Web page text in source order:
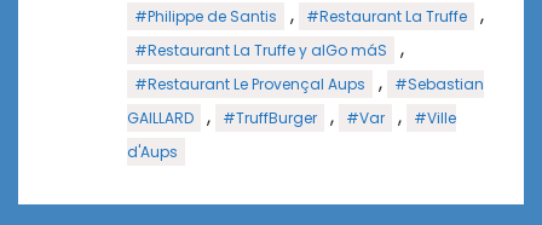
#Philippe de Santis , #Restaurant La Truffe ,
#Restaurant La Truffe y alGo máS ,
#Restaurant Le Provençal Aups ,
#Sebastian
GAILLARD
, #TruffBurger , #Var ,
#Ville
d'Aups